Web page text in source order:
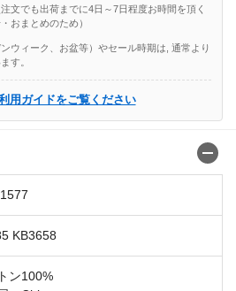
文でも出荷までに4日～7日程度お時間を頂く
おまとめのため）
ウィーク、お盆等）やセール時期は, 通常より
す。
用ガイドをご覧ください
KB3658
ン100%